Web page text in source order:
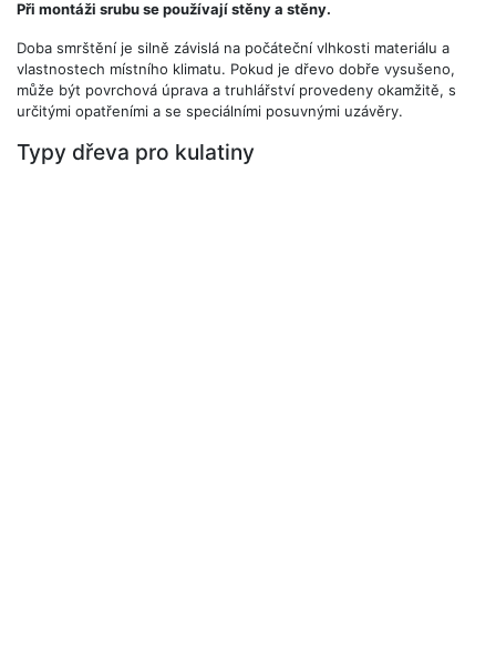
Při montáži srubu se používají stěny a stěny.
Doba smrštění je silně závislá na počáteční vlhkosti materiálu a
vlastnostech místního klimatu. Pokud je dřevo dobře vysušeno,
může být povrchová úprava a truhlářství provedeny okamžitě, s
určitými opatřeními a se speciálními posuvnými uzávěry.
Typy dřeva pro kulatiny